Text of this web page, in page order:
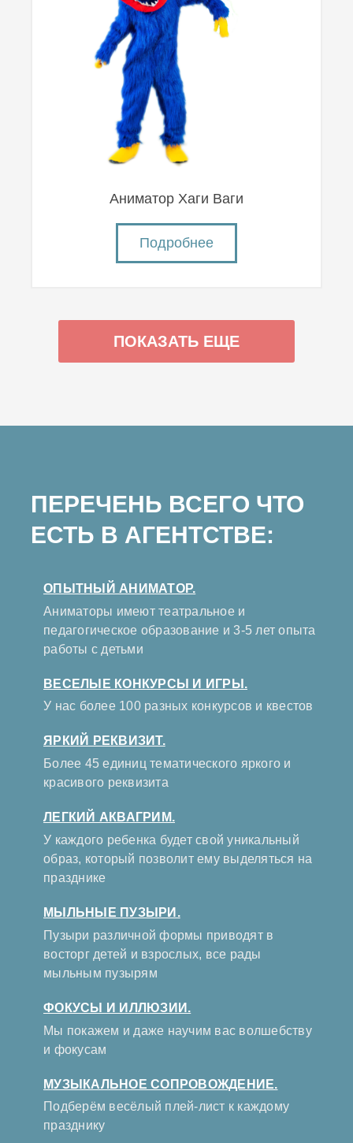
Аниматор Хаги Ваги
Подробнее
ПОКАЗАТЬ ЕЩЕ
ПЕРЕЧЕНЬ ВСЕГО ЧТО
ЕСТЬ В АГЕНТСТВЕ:
ОПЫТНЫЙ АНИМАТОР.
Аниматоры имеют театральное и
педагогическое образование и 3-5 лет опыта
работы с детьми
ВЕСЕЛЫЕ КОНКУРСЫ И ИГРЫ.
У нас более 100 разных конкурсов и квестов
ЯРКИЙ РЕКВИЗИТ.
Более 45 единиц тематического яркого и
красивого реквизита
ЛЕГКИЙ АКВАГРИМ.
У каждого ребенка будет свой уникальный
образ, который позволит ему выделяться на
празднике
МЫЛЬНЫЕ ПУЗЫРИ.
Пузыри различной формы приводят в
восторг детей и взрослых, все рады
мыльным пузырям
ФОКУСЫ И ИЛЛЮЗИИ.
Мы покажем и даже научим вас волшебству
и фокусам
МУЗЫКАЛЬНОЕ СОПРОВОЖДЕНИЕ.
Подберём весёлый плей-лист к каждому
празднику